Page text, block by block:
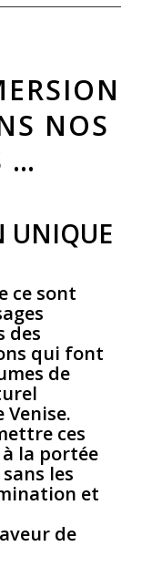
NOS
…
UNIQUE
ce sont
des
qui font
de
Venise.
ces
la portée
les
et
de